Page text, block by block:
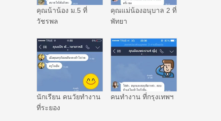
คุณน้าน้อง ม.5 ที่
วัชรพล
คุณแม่น้องอนุบาล 2 ที่
พัทยา
นักเรียน คนวัยทำงาน
ที่ระยอง
คนทำงาน ที่กรุงเทพฯ